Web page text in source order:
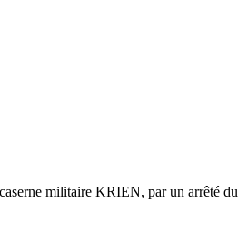
militaire KRIEN, par un arrêté